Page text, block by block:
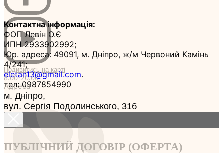
Подивитись на карті
8:00-20:00
Адреса
м. Дніпро,
вул. Сергія Подолинського, 31б
Контактна інформація:
ФОП Левін О.Є
ИПН 2933902992;
Юр. адреса: 49091, м. Дніпро, ж/м Червоний Камінь
4/241;
eletan13@gmail.com.
тел: 0987854990
ПУБЛІЧНИЙ ДОГОВІР (ОФЕРТА)